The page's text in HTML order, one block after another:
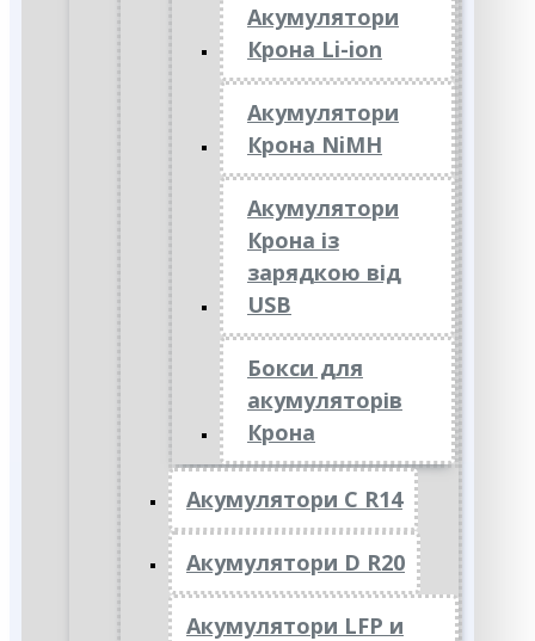
Акумулятори
Крона Li-ion
Акумулятори
Крона NiMH
Акумулятори
Крона із
зарядкою від
USB
Бокси для
акумуляторів
Крона
Акумулятори C R14
Акумулятори D R20
Акумулятори LFP и